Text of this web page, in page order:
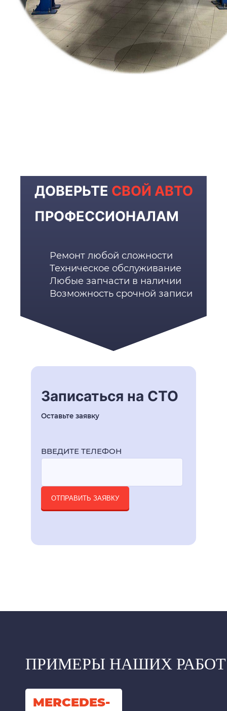
ДОВЕРЬТЕ СВОЙ АВТО
ПРОФЕССИОНАЛАМ
Ремонт любой сложности
Техническое обслуживание
Любые запчасти в наличии
Возможность срочной записи
Записаться на СТО
Оставьте заявку
ВВЕДИТЕ ТЕЛЕФОН
ОТПРАВИТЬ ЗАЯВКУ
ПРИМЕРЫ НАШИХ РАБОТ
MERCEDES-